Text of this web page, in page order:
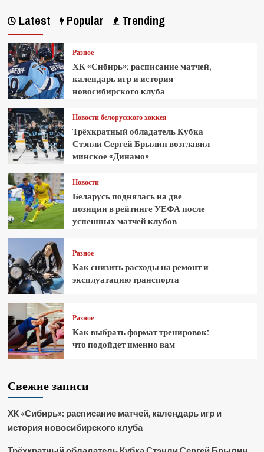
Latest Popular Trending
Разное
ХК «Сибирь»: расписание матчей,
календарь игр и история
новосибирского клуба
Новости белорусского хоккея
Трёхкратный обладатель Кубка
Стэнли Сергей Брылин возглавил
минское «Динамо»
Новости
Беларусь поднялась на две
позиции в рейтинге УЕФА после
успешных матчей клубов
Разное
Как снизить расходы на ремонт и
эксплуатацию транспорта
Разное
Как выбрать формат тренировок:
что подойдет именно вам
Свежие записи
ХК «Сибирь»: расписание матчей, календарь игр и
история новосибирского клуба